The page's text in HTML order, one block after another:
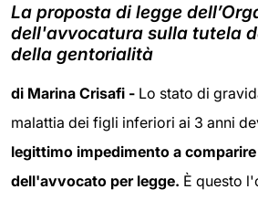
La proposta di legge
dell'avvocatura sulla tutela
della gentorialità
di Marina Crisafi - Lo stato di
malattia dei figli inferiori ai 3 anni
legittimo impedimento a
dell'avvocato per legge. È questo